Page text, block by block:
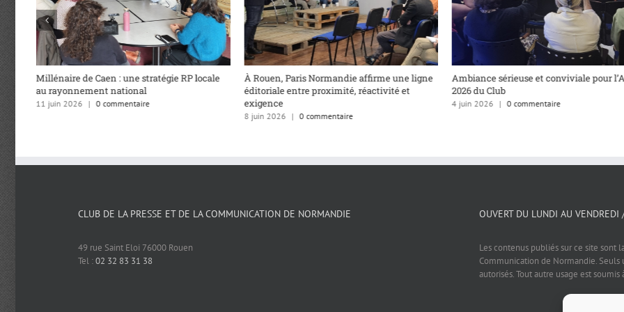
Millénaire de Caen : une stratégie RP locale
au rayonnement national
11 juin 2026 | 0 commentaire
À Rouen, Paris Normandie affirme une ligne
éditoriale entre proximité, réactivité et
exigence
8 juin 2026 | 0 commentaire
Ambiance sérieuse et conviviale pour
2026 du Club
4 juin 2026 | 0 commentaire
CLUB DE LA PRESSE ET DE LA COMMUNICATION DE NORMANDIE
49 rue Saint Eloi 76000 Rouen
Tel :02 32 83 31 38
OUVERT DU LUNDI AU
Les contenus publiés sur ce site sont
Communication de Normandie.
autorisés. Tout autre usage est